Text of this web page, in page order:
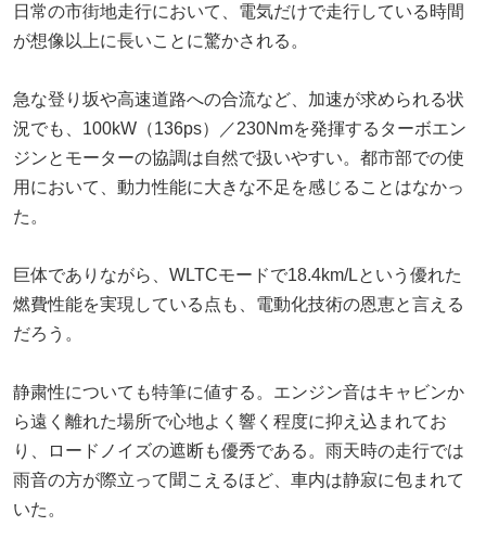
日常の市街地走行において、電気だけで走行している時間
が想像以上に長いことに驚かされる。
急な登り坂や高速道路への合流など、加速が求められる状
況でも、100kW（136ps）／230Nmを発揮するターボエン
ジンとモーターの協調は自然で扱いやすい。都市部での使
用において、動力性能に大きな不足を感じることはなかっ
た。
巨体でありながら、WLTCモードで18.4km/Lという優れた
燃費性能を実現している点も、電動化技術の恩恵と言える
だろう。
静粛性についても特筆に値する。エンジン音はキャビンか
ら遠く離れた場所で心地よく響く程度に抑え込まれてお
り、ロードノイズの遮断も優秀である。雨天時の走行では
雨音の方が際立って聞こえるほど、車内は静寂に包まれて
いた。